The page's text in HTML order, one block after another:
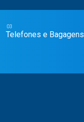
Telefones e Bagagens